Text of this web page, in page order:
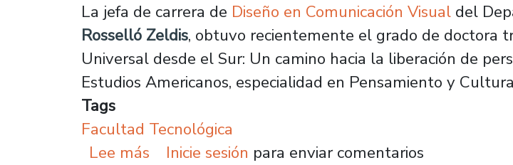
La jefa de carrera de Diseño en Comunicación Visual del
Rosselló Zeldis, obtuvo recientemente el grado de doctora
Universal desde el Sur: Un camino hacia la liberación de
Estudios Americanos, especialidad en Pensamiento y
Tags
Facultad Tecnológica
Lee más sobre Académica impulsa el “Diseño Analéctico”,
Inicie sesión para enviar comentarios